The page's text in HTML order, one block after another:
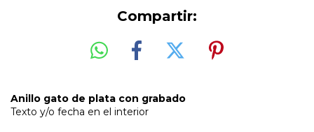
Compartir:
Anillo gato de plata con grabado
Texto y/o fecha en el interior